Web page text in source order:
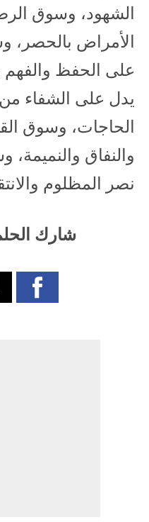
الشهود، وسوق
الأمراض بالحصر،
على الحفظ
يدل على الشفاء
الحاجات، وسوق
والنفاق
نصر المظلوم
شارك